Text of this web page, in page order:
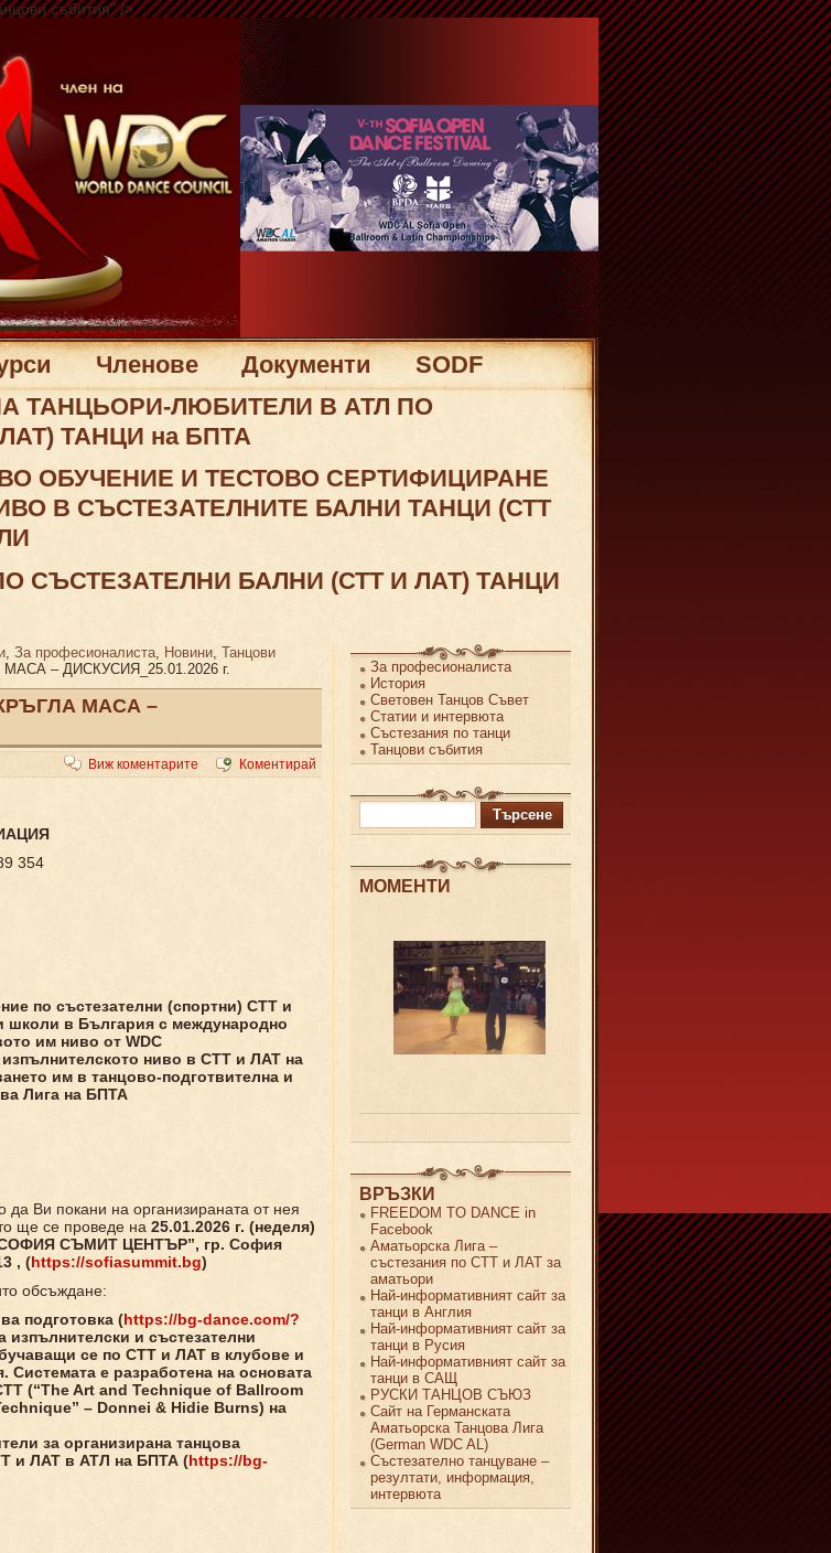
събития" />
Членове Документи
SODF
ТАНЦЬОРИ-ЛЮБИТЕЛИ В АТЛ ПО
ТАНЦИ на БПТА
ОБУЧЕНИЕ И ТЕСТОВО СЕРТИФИЦИРАНЕ
В СЪСТЕЗАТЕЛНИТЕ БАЛНИ ТАНЦИ (СТТ
СЪСТЕЗАТЕЛНИ БАЛНИ (СТТ И ЛАТ) ТАНЦИ
За професионалиста Новини Танцови
– ДИСКУСИЯ_25.01.2026 г.
МАСА –
Виж коментарите Коментирай
354
по състезателни (спортни) СТТ и
школи в България с международно
им ниво от WDC
ниво в СТТ и ЛАТ на
им в танцово-подготвителна и
Лига на БПТА
да Ви покани на организираната от нея
ще се проведе на 25.01.2026 г. (неделя)
СЪМИТ ЦЕНТЪР”, гр. София
, (https://sofiasummit.bg)
обсъждане:
подготовка (https://bg-dance.com/?
изпълнителски и състезателни
се по СТТ и ЛАТ в клубове и
Системата е разработена на основата
(“The Art and Technique of Ballroom
– Donnei & Hidie Burns) на
за организирана танцова
и ЛАТ в АТЛ на БПТА (https://bg-
За професионалиста
История
Световен Танцов Съвет
Статии и интервюта
Състезания по танци
Танцови събития
Търсене
за:
МОМЕНТИ
ВРЪЗКИ
FREEDOM TO DANCE in
Facebook
Аматьорска Лига –
състезания по СТТ и ЛАТ за
аматьори
Най-информативният сайт за
танци в Англия
Най-информативният сайт за
танци в Русия
Най-информативният сайт за
танци в САЩ
РУСКИ ТАНЦОВ СЪЮЗ
Сайт на Германската
Аматьорска Танцова Лига
(German WDC AL)
Състезателно танцуване –
резултати, информация,
интервюта